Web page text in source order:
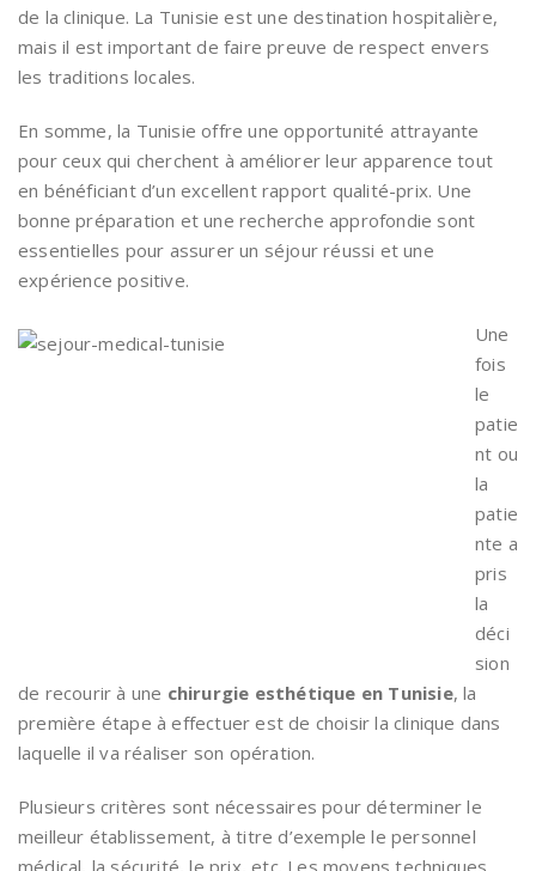
de la clinique. La Tunisie est une destination hospitalière,
mais il est important de faire preuve de respect envers
les traditions locales.
En somme, la Tunisie offre une opportunité attrayante
pour ceux qui cherchent à améliorer leur apparence tout
en bénéficiant d’un excellent rapport qualité-prix. Une
bonne préparation et une recherche approfondie sont
essentielles pour assurer un séjour réussi et une
expérience positive.
Une
fois
le
patie
nt ou
la
patie
nte a
pris
la
déci
sion
de recourir à une chirurgie esthétique en Tunisie, la
première étape à effectuer est de choisir la clinique dans
laquelle il va réaliser son opération.
Plusieurs critères sont nécessaires pour déterminer le
meilleur établissement, à titre d’exemple le personnel
médical, la sécurité, le prix, etc. Les moyens techniques